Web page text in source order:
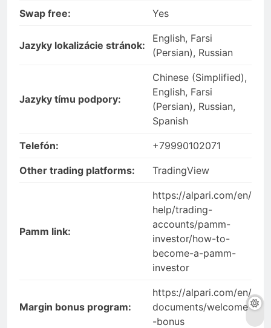
Swap free: Yes
Jazyky lokalizácie stránok:
English, Farsi
(Persian), Russian
Jazyky tímu podpory:
Chinese (Simplified),
English, Farsi
(Persian), Russian,
Spanish
Telefón: +79990102071
Other trading platforms: TradingView
Pamm link:
https://alpari.com/en/
help/trading-
accounts/pamm-
investor/how-to-
become-a-pamm-
investor
Margin bonus program:
https://alpari.com/en/
documents/welcome
-bonus